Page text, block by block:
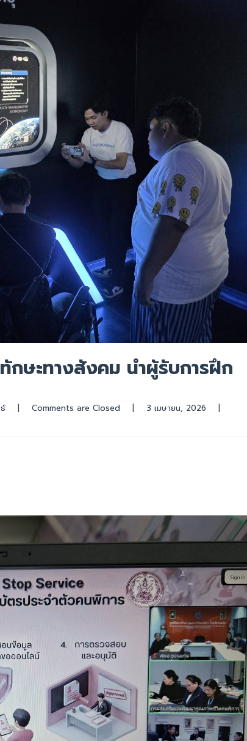
ษะทางสังคม นำผู้รับการฝึก
| Comments are Closed | 3 เมษายน, 2026 |